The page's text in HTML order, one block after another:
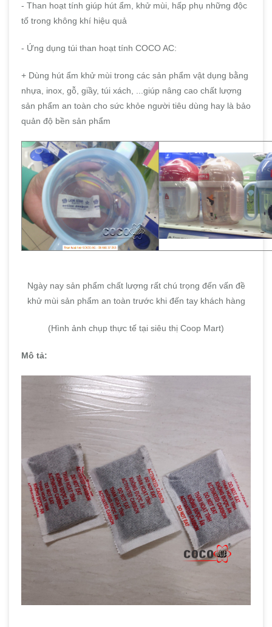
- Than hoạt tính giúp hút ẩm, khử mùi, hấp phụ những độc
tố trong không khí hiệu quả
- Ứng dụng túi than hoạt tính COCO AC:
+ Dùng hút ẩm khử mùi trong các sản phẩm vật dụng bằng
nhựa, inox, gỗ, giầy, túi xách, ...giúp nâng cao chất lượng
sản phẩm an toàn cho sức khỏe người tiêu dùng hay là bảo
quản độ bền sản phẩm
Ngày nay sản phẩm chất lượng rất chú trọng đến vấn đề
khử mùi sản phẩm an toàn trước khi đến tay khách hàng
(Hình ảnh chụp thực tế tại siêu thị Coop Mart)
Mô tả: